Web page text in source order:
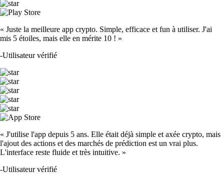
« Juste la meilleure app crypto. Simple, efficace et fun à utiliser. J'ai
mis 5 étoiles, mais elle en mérite 10 ! »
-Utilisateur vérifié
« J'utilise l'app depuis 5 ans. Elle était déjà simple et axée crypto, mais
l'ajout des actions et des marchés de prédiction est un vrai plus.
L'interface reste fluide et très intuitive. »
-Utilisateur vérifié